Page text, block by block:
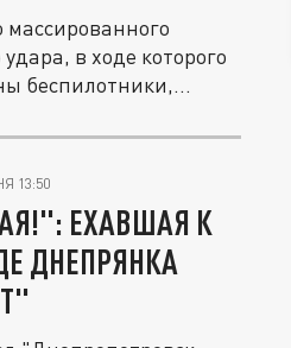
массированного
в ходе которого
беспилотники,...
13:50
ЕХАВШАЯ К
ДНЕПРЯНКА